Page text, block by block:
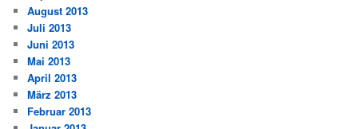
August 2013
Juli 2013
Juni 2013
Mai 2013
April 2013
März 2013
Februar 2013